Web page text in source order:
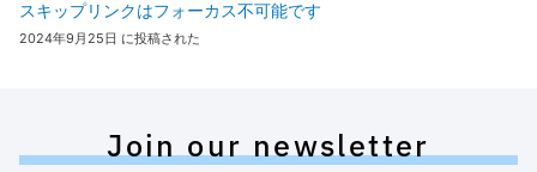
スキップリンクはフォーカス不可能です
2024年9月25日 に投稿された
Join our newsletter